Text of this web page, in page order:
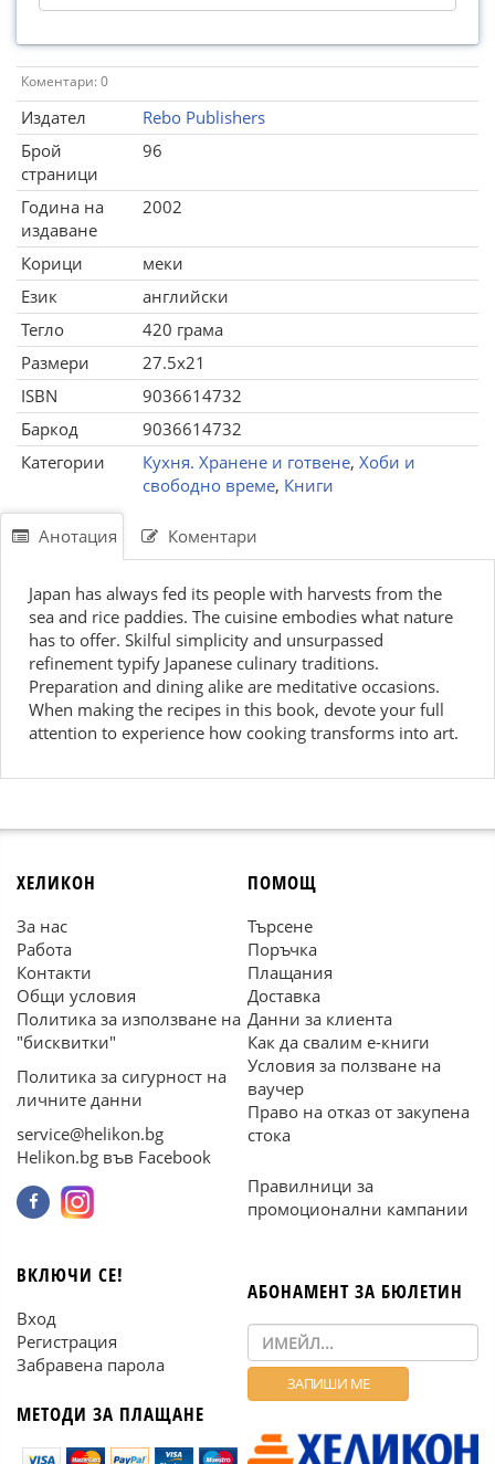
Коментари: 0
Издател
Rebo Publishers
Брой
страници
96
Година на
издаване
2002
Корици
меки
Език
английски
Тегло
420 грама
Размери
27.5x21
ISBN
9036614732
Баркод
9036614732
Категории
Кухня. Хранене и готвене, Хоби и
свободно време, Книги
Анотация Коментари
Japan has always fed its people with harvests from the
sea and rice paddies. The cuisine embodies what nature
has to offer. Skilful simplicity and unsurpassed
refinement typify Japanese culinary traditions.
Preparation and dining alike are meditative occasions.
When making the recipes in this book, devote your full
attention to experience how cooking transforms into art.
ХЕЛИКОН
За нас
Работа
Контакти
Общи условия
Политика за използване на
"бисквитки"
Политика за сигурност на
личните данни
service@helikon.bg
Helikon.bg във Facebook
ПОМОЩ
Търсене
Поръчка
Плащания
Доставка
Данни за клиента
Как да свалим е-книги
Условия за ползване на
ваучер
Право на отказ от закупена
стока
Правилници за
промоционални кампании
ВКЛЮЧИ СЕ!
Вход
Регистрация
Забравена парола
МЕТОДИ ЗА ПЛАЩАНЕ
АБОНАМЕНТ ЗА БЮЛЕТИН